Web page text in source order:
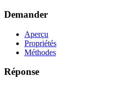
Demander
Aperçu
Propriétés
Méthodes
Réponse